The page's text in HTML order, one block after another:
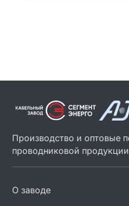
Производство и оптовые
проводниковой продукции
О заводе